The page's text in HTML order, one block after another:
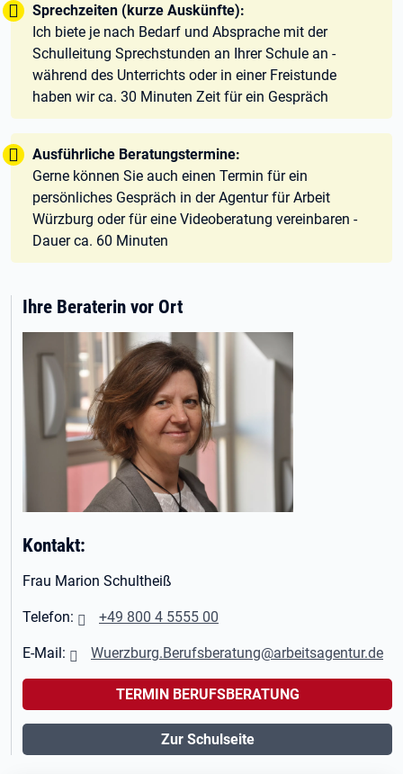
Tipp:
Sprechzeiten (kurze Auskünfte):
Ich biete je nach Bedarf und Absprache mit der
Schulleitung Sprechstunden an Ihrer Schule an -
während des Unterrichts oder in einer Freistunde
haben wir ca. 30 Minuten Zeit für ein Gespräch
Tipp:
Ausführliche Beratungstermine:
Gerne können Sie auch einen Termin für ein
persönliches Gespräch in der Agentur für Arbeit
Würzburg oder für eine Videoberatung vereinbaren -
Dauer ca. 60 Minuten
Ihre Beraterin vor Ort
Kontakt:
Frau Marion Schultheiß
Telefon: +49 800 4 5555 00
E-Mail: Wuerzburg.Berufsberatung@arbeitsagentur.de
TERMIN BERUFSBERATUNG
Zur Schulseite